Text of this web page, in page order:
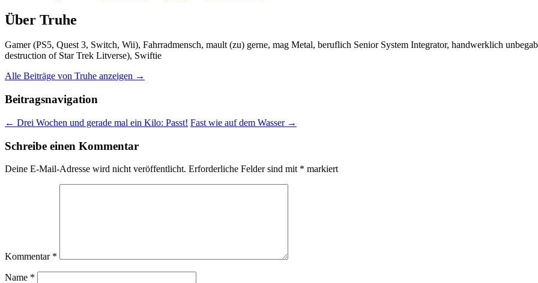
Über Truhe
Gamer (PS5, Quest 3, Switch, Wii), Fahrradmensch, mault (zu) gerne, mag Metal, beruflich Senior System Integrator, handwerklich
destruction of Star Trek Litverse), Swiftie
Alle Beiträge von Truhe anzeigen →
Beitragsnavigation
← Drei Wochen und gerade mal ein Kilo: Passt! Fast wie auf dem Wasser →
Schreibe einen Kommentar
Deine E-Mail-Adresse wird nicht veröffentlicht. Erforderliche Felder sind mit * markiert
Kommentar *
Name *